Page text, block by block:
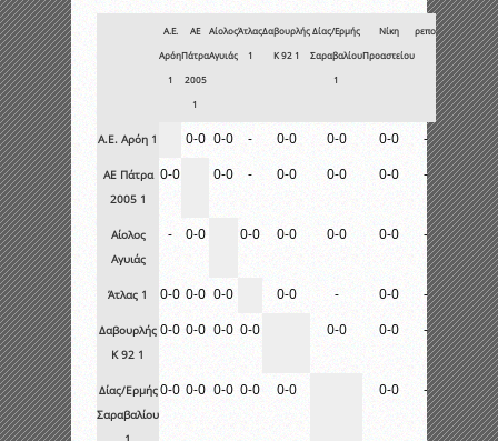
Α.Ε.
Αρόη
1
ΑΕ
Πάτρα
2005
1
Αίολος
Αγυιάς
Άτλας
1
Δαβουρλής
Κ 92 1
Δίας/Ερμής
Σαραβαλίου
1
Νίκη
Προαστείου
ρεπο
Α.Ε. Αρόη 1 0-0 0-0 - 0-0 0-0 0-0 -
ΑΕ Πάτρα
2005 1
0-0 0-0 - 0-0 0-0 0-0 -
Αίολος
Αγυιάς
- 0-0 0-0 0-0 0-0 0-0 -
Άτλας 1 0-0 0-0 0-0 0-0 - 0-0 -
Δαβουρλής
Κ 92 1
0-0 0-0 0-0 0-0 0-0 0-0 -
Δίας/Ερμής
Σαραβαλίου
0-0 0-0 0-0 0-0 0-0 0-0 -